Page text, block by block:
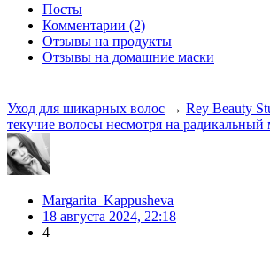
Посты
Комментарии (2)
Отзывы на продукты
Отзывы на домашние маски
Уход для шикарных волос → Rey Beauty
текучие волосы несмотря на
Margarita_Kappusheva
18 августа 2024, 22:18
4